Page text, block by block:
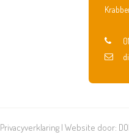
Privacyverklaring | Website door: